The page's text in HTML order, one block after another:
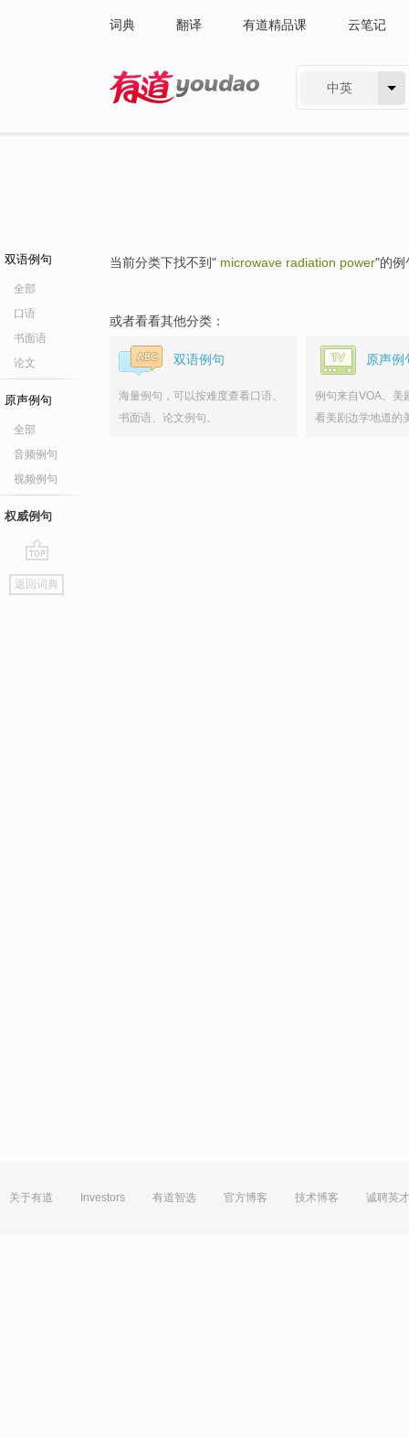
词典 翻译 有道精品课 云笔记
中英
双语例句
全部
口语
书面语
论文
原声例句
全部
音频例句
视频例句
权威例句
go
top
返回词典
当前分类下找不到" microwave radiation power"的例
或者看看其他分类：
双语例句
海量例句，可以按难度查看口语、
书面语、论文例句。
原声例
例句来自VOA、美
看美剧边学地道的
关于有道 Investors 有道智选 官方博客 技术博客 诚聘英才